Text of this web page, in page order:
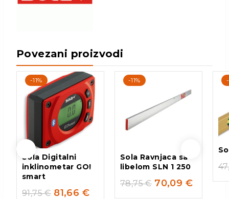
Povezani proizvodi
-11%
Sola Digitalni
inklinometar GO!
smart
91,75€ 81,66 €
-11%
Sola Ravnjaca sa
libelom SLN 1 250
78,75€ 70,09 €